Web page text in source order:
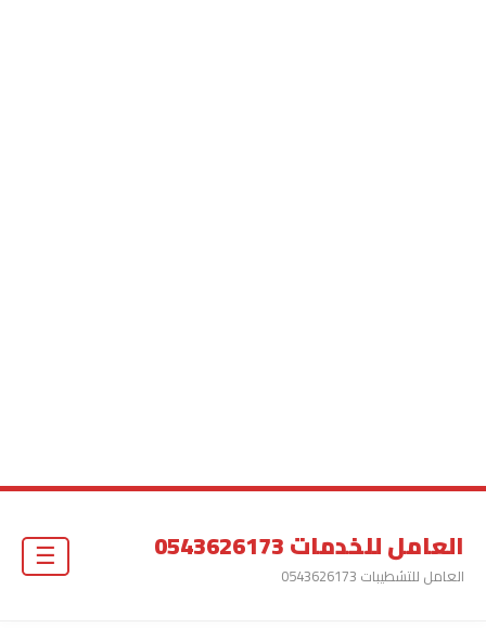
العامل للخدمات 0543626173
العامل للتشطيبات 0543626173